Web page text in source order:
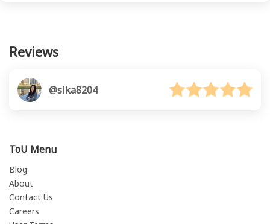
Reviews
@sika8204
ToU Menu
Blog
About
Contact Us
Careers